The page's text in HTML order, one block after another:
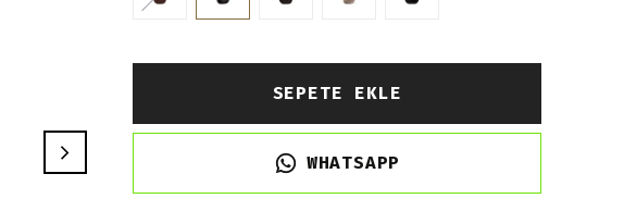
SEPETE EKLE
WHATSAPP